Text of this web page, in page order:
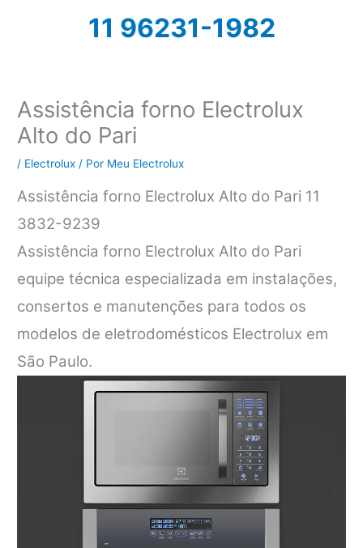
11 96231-1982
Assistência forno Electrolux
Alto do Pari
/ Electrolux / Por Meu Electrolux
Assistência forno Electrolux Alto do Pari 11
3832-9239
Assistência forno Electrolux Alto do Pari
equipe técnica especializada em instalações,
consertos e manutenções para todos os
modelos de eletrodomésticos Electrolux em
São Paulo.